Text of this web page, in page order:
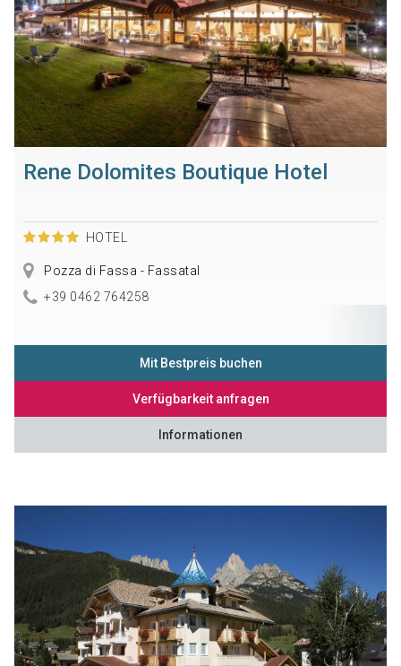
Rene Dolomites Boutique Hotel
HOTEL
Pozza di Fassa - Fassatal
+39 0462 764258
Mit Bestpreis buchen
Verfügbarkeit anfragen
Informationen